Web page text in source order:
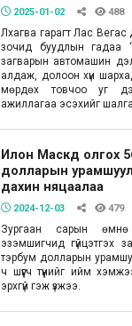
2025-01-02 488
Лхагва гарагт Лас
зочид буудлын гадаа
загварын автомашин
алдаж, долоон хүн
мөрдөх товчоо уг
ажиллагаа эсэхийг
Илон Маскд олгох
долларын
дахин няцаалаа
2024-12-03 479
Зургаан сарын өмнө
эзэмшигчид гүйцэтгэх
тэрбум долларын
ч шүүгч түүнийг ийм
эрхгүй гэж үзжээ.